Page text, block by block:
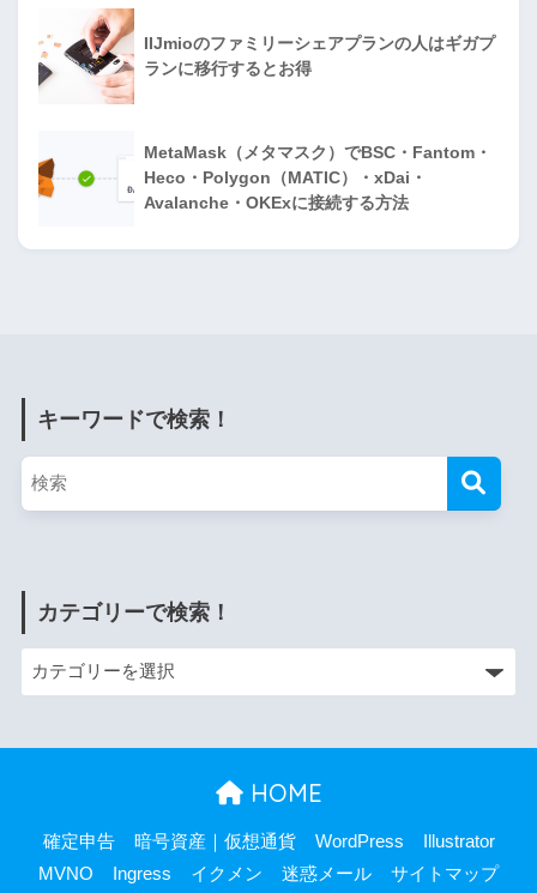
IIJmioのファミリーシェアプランの人はギガプ
ランに移行するとお得
MetaMask（メタマスク）でBSC・Fantom・
Heco・Polygon（MATIC）・xDai・
Avalanche・OKExに接続する方法
キーワードで検索！
カテゴリーで検索！
HOME
確定申告 暗号資産｜仮想通貨 WordPress
Illustrator
MVNO
Ingress イクメン 迷惑メール サイトマップ